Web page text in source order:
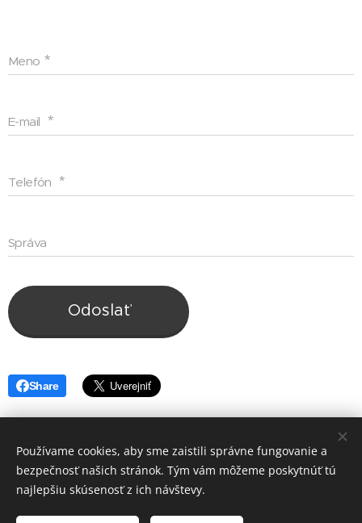
Meno
E-mail
Telefón
Správa
Odoslať
Share
Obrázky poskytol
Používame cookies, aby sme zaistili správne fungovanie a
bezpečnosť našich stránok. Tým vám môžeme poskytnúť tú
najlepšiu skúsenosť z ich návštevy.